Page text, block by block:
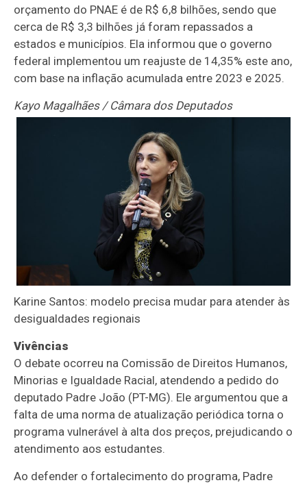
orçamento do PNAE é de R$ 6,8 bilhões, sendo que
cerca de R$ 3,3 bilhões já foram repassados a
estados e municípios. Ela informou que o governo
federal implementou um reajuste de 14,35% este ano,
com base na inflação acumulada entre 2023 e 2025.
Kayo Magalhães / Câmara dos Deputados
Karine Santos: modelo precisa mudar para atender às
desigualdades regionais
Vivências
O debate ocorreu na Comissão de Direitos Humanos,
Minorias e Igualdade Racial, atendendo a pedido do
deputado Padre João (PT-MG). Ele argumentou que a
falta de uma norma de atualização periódica torna o
programa vulnerável à alta dos preços, prejudicando o
atendimento aos estudantes.
Ao defender o fortalecimento do programa, Padre